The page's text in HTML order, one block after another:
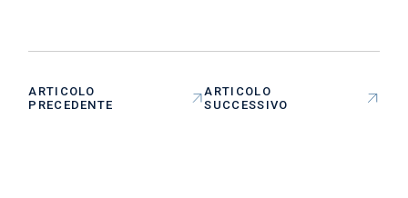
ARTICOLO
PRECEDENTE
ARTICOLO
SUCCESSIVO